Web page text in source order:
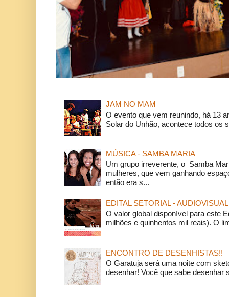
JAM NO MAM
O evento que vem reunindo, há 13
Solar do Unhão, acontece todos os
MÚSICA - SAMBA MARIA
Um grupo irreverente, o Samba
mulheres, que vem ganhando
então era s...
EDITAL SETORIAL - AUDIOVISUAL
O valor global disponível para este
milhões e quinhentos mil reais). O
ENCONTRO DE DESENHISTAS!!
O Garatuja será uma noite com
desenhar! Você que sabe desenhar